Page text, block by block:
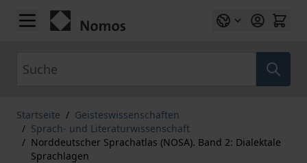
Zum Inhalt springen
Startseite / Geisteswissenschaften
/ Sprach- und Literaturwissenschaft
/ Norddeutscher Sprachatlas (NOSA). Band 2: Dialektale
Sprachlagen